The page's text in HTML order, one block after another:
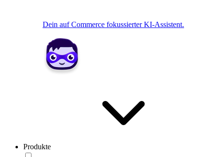
Dein auf Commerce fokussierter KI-Assistent.
Produkte